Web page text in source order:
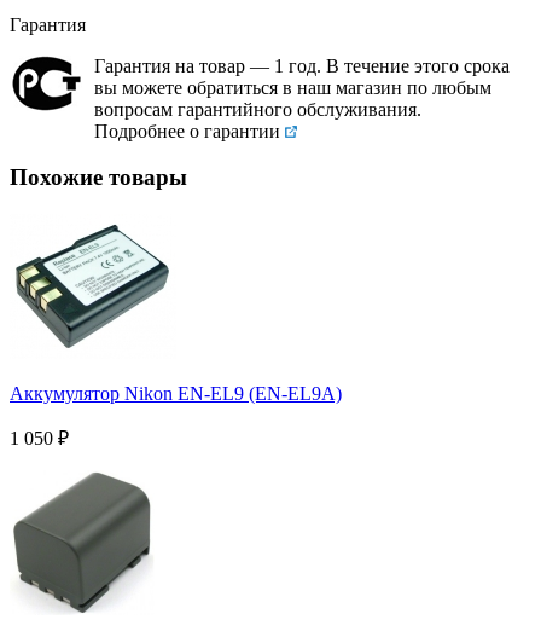
Гарантия
Гарантия на товар — 1 год. В течение этого срока
вы можете обратиться в наш магазин по любым
вопросам гарантийного обслуживания.
Подробнее о гарантии
Похожие товары
Аккумулятор Nikon EN-EL9 (EN-EL9A)
1 050 ₽